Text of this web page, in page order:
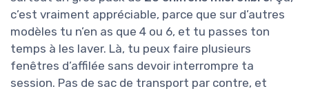
c’est vraiment appréciable, parce que sur d’autres
modèles tu n’en as que 4 ou 6, et tu passes ton
temps à les laver. Là, tu peux faire plusieurs
fenêtres d’affilée sans devoir interrompre ta
session. Pas de sac de transport par contre, et